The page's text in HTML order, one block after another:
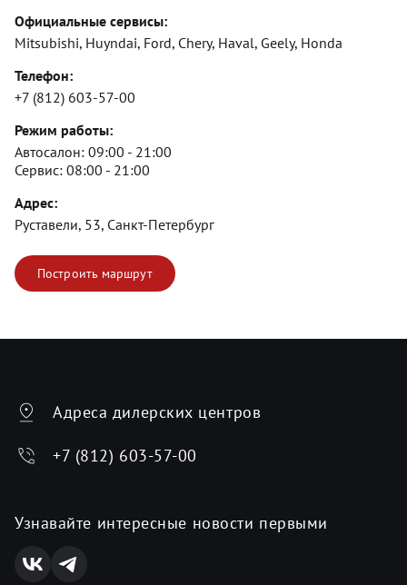
Официальные сервисы:
Mitsubishi, Huyndai, Ford, Chery, Haval, Geely, Honda
Телефон:
+7 (812) 603-57-00
Режим работы:
Автосалон: 09:00 - 21:00
Сервис: 08:00 - 21:00
Адрес:
Руставели, 53, Санкт-Петербург
Построить маршрут
Адреса дилерских центров
+7 (812) 603-57-00
Узнавайте интересные новости первыми